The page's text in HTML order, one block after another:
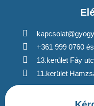
+361 999 0760
13.kerület Fáy
11.kerület